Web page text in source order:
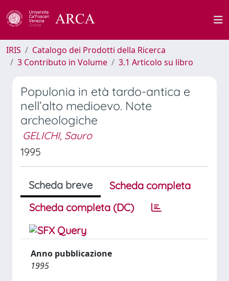
IRIS
Catalogo dei Prodotti della Ricerca
3 Contributo in Volume
3.1 Articolo su libro
Populonia in età tardo-antica e
nell’alto medioevo. Note
archeologiche
GELICHI, Sauro
1995
Scheda breve
Scheda completa
Scheda completa (DC)
Anno pubblicazione
1995